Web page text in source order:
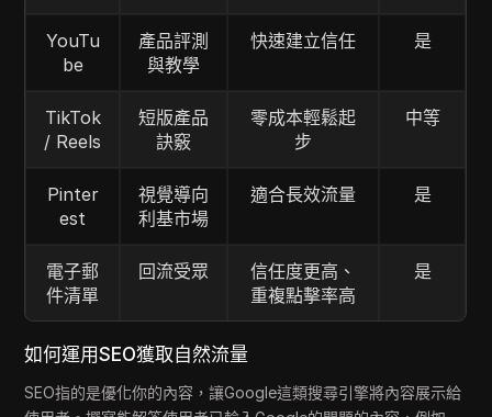
YouTu
be
產品評測
與教學
快速建立信任 是
TikTok
/ Reels
短版產品
訣竅
零成本輕鬆起
步
中等
Pinter
est
視覺導向
利基市場
適合長效流量 是
電子郵
件清單
回流受眾
信任度更高、
重複點擊率高
是
如何運用SEO獲取自然流量
SEO指的是優化你的內容，讓Google這類搜尋引擎將內容展示給